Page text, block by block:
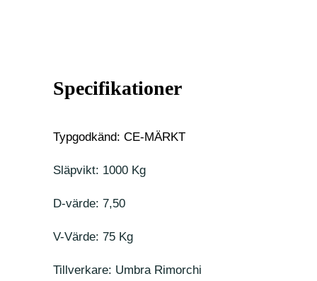
Specifikationer
Typgodkänd: CE-MÄRKT
Släpvikt: 1000 Kg
D-värde: 7,50
V-Värde: 75 Kg
Tillverkare: Umbra Rimorchi